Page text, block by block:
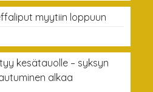
myytiin loppuun
kesätauolle – syksyn
alkaa